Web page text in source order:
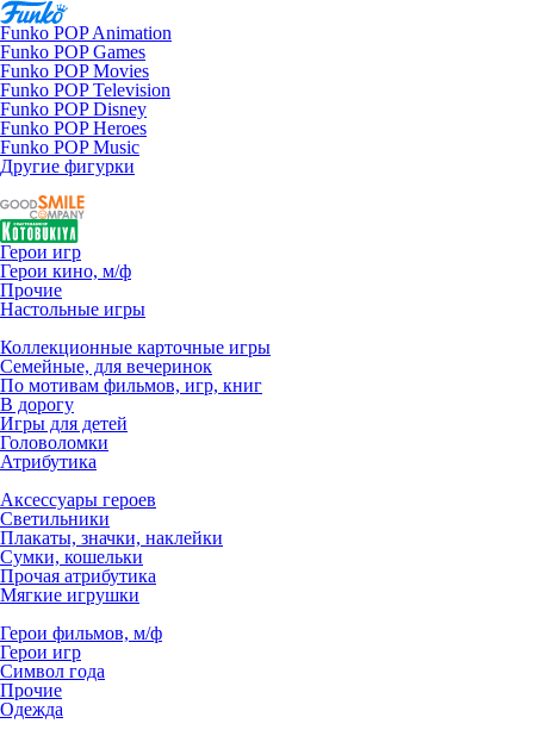
Funko POP Animation
Funko POP Games
Funko POP Movies
Funko POP Television
Funko POP Disney
Funko POP Heroes
Funko POP Music
Другие фигурки
Герои игр
Герои кино, м/ф
Прочие
Настольные игры
Коллекционные карточные игры
Семейные, для вечеринок
По мотивам фильмов, игр, книг
В дорогу
Игры для детей
Головоломки
Атрибутика
Аксессуары героев
Светильники
Плакаты, значки, наклейки
Сумки, кошельки
Прочая атрибутика
Мягкие игрушки
Герои фильмов, м/ф
Герои игр
Символ года
Прочие
Одежда